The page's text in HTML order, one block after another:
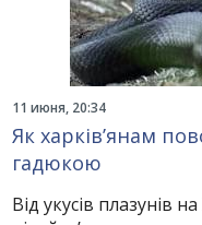
11 июня, 20:34
Як харків’янам
гадюкою
Від укусів плазунів